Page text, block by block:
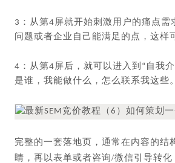
3：从第4屏就开始刺激用户的痛点需
问题或者企业自己能满足的点，这样
4：从第4屏后，就可以进入到“自我
是谁，我能做什么，怎么联系我这些。
完整的一套落地页，通常在内容的结
睛，再以表单或者咨询/微信引导转